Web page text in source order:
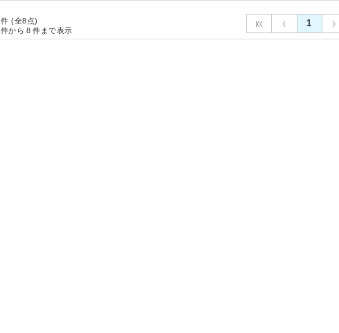
件 (全8点)
件から 8 件まで表示
1